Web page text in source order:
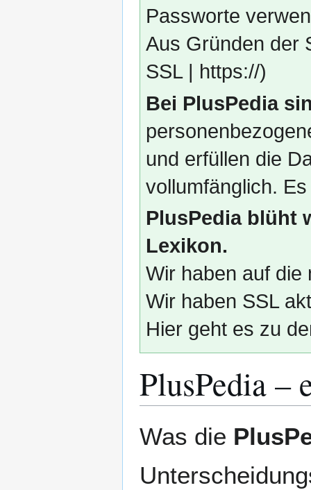
Passworte
Aus Gründen der
SSL | https://)
Bei PlusPedia
und erfüllen die
vollumfänglich.
PlusPedia blüht
Lexikon.
Wir haben auf die
Wir haben SSL
Hier geht es zu
PlusPedia –
Navigation
Suche
Was die